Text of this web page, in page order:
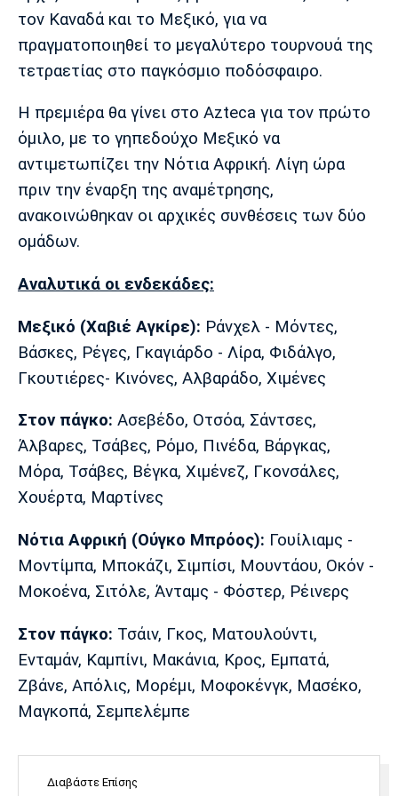
Πολιτισμός
Τραγούδια
Running
Media
Παρασκήνιο
Πρόγραμμα TV
Ιωνικός Κηφισιά Πανσερραϊκός
Μπαρτσελόνα
Ρεάλ
Μαδρίτης
Ατλέτικο
Μαδρίτης
Σίτι
Ίντερ
Ντόρτμουντ
Ζερμέν
Μονακό
Ερυθρός
τον Καναδά και το Μεξικό, για να
πραγματοποιηθεί το μεγαλύτερο τουρνουά της
τετραετίας στο παγκόσμιο ποδόσφαιρο.
Η πρεμιέρα θα γίνει στο Azteca για τον πρώτο
όμιλο, με το γηπεδούχο Μεξικό να
αντιμετωπίζει την Νότια Αφρική. Λίγη ώρα
πριν την έναρξη της αναμέτρησης,
ανακοινώθηκαν οι αρχικές συνθέσεις των δύο
ομάδων.
Αναλυτικά οι ενδεκάδες:
Μεξικό (Xαβιέ Αγκίρε): Ράνχελ - Μόντες,
Βάσκες, Ρέγες, Γκαγιάρδο - Λίρα, Φιδάλγο,
Γκουτιέρες- Κινόνες, Αλβαράδο, Χιμένες
Στον πάγκο: Aσεβέδο, Οτσόα, Σάντσες,
Άλβαρες, Τσάβες, Ρόμο, Πινέδα, Βάργκας,
Μόρα, Τσάβες, Βέγκα, Χιμένεζ, Γκονσάλες,
Χουέρτα, Μαρτίνες
Νότια Αφρική (Ούγκο Μπρόος): Γουίλιαμς -
Μοντίμπα, Μποκάζι, Σιμπίσι, Μουντάου, Οκόν -
Μοκοένα, Σιτόλε, Άνταμς - Φόστερ, Ρέινερς
Στον πάγκο: Τσάιν, Γκος, Ματουλούντι,
Ενταμάν, Καμπίνι, Μακάνια, Κρος, Εμπατά,
Ζβάνε, Απόλις, Μορέμι, Μοφοκένγκ, Μασέκο,
Μαγκοπά, Σεμπελέμπε
Διαβάστε Επίσης